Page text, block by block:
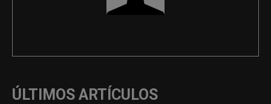
ÚLTIMOS ARTÍCULOS